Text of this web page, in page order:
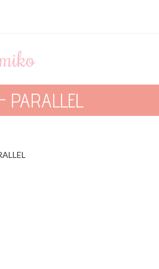
PARALLEL